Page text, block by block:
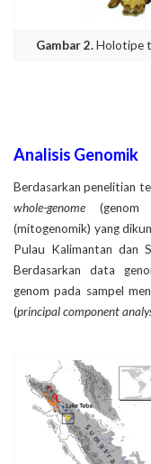
Gambar 2.Holotipe
Analisis Genomik
Berdasarkan penelitian
whole-genome (genom
(mitogenomik) yang
Pulau Kalimantan dan
Berdasarkan data
genom pada sampel
(principal component